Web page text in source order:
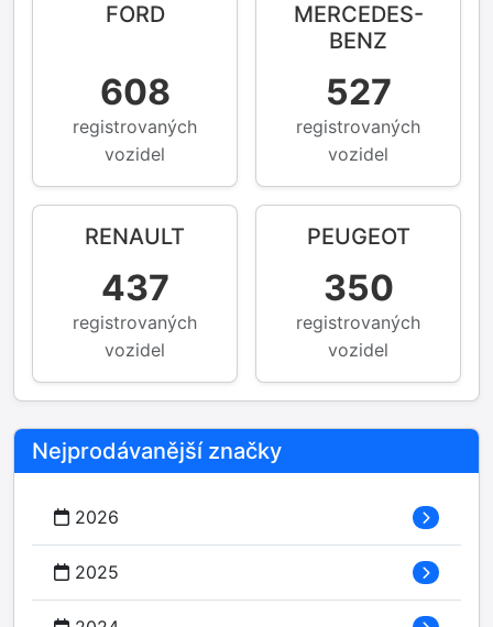
FORD
608
registrovaných
vozidel
MERCEDES-
BENZ
527
registrovaných
vozidel
RENAULT
437
registrovaných
vozidel
PEUGEOT
350
registrovaných
vozidel
Nejprodávanější značky
2026
2025